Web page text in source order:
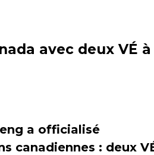
avec deux VÉ à
a officialisé
canadiennes : deux